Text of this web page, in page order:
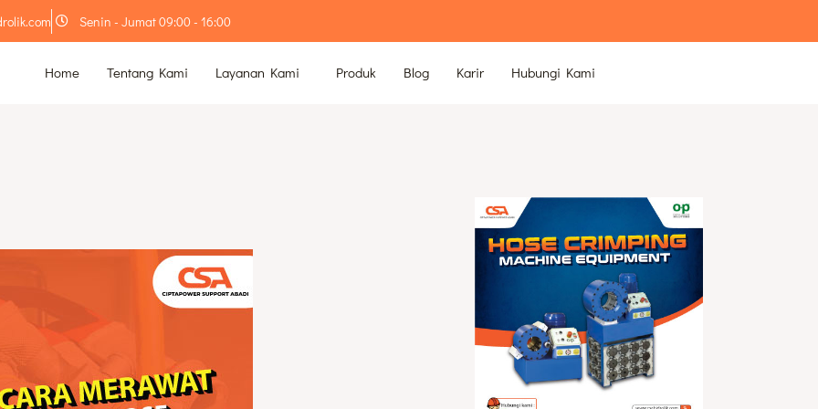
Senin - Jumat 09:00 - 16:00
Home Tentang Kami Layanan Kami Produk Blog Karir Hubungi Kami